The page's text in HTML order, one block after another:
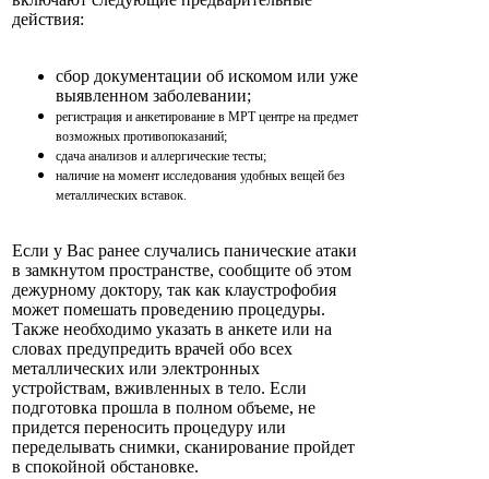
действия:
сбор документации об искомом или уже
выявленном заболевании;
регистрация и анкетирование в МРТ центре на предмет
возможных противопоказаний;
сдача анализов и аллергические тесты;
наличие на момент исследования удобных вещей без
металлических вставок.
Если у Вас ранее случались панические атаки
в замкнутом пространстве, сообщите об этом
дежурному доктору, так как клаустрофобия
может помешать проведению процедуры.
Также необходимо указать в анкете или на
словах предупредить врачей обо всех
металлических или электронных
устройствам, вживленных в тело. Если
подготовка прошла в полном объеме, не
придется переносить процедуру или
переделывать снимки, сканирование пройдет
в спокойной обстановке.